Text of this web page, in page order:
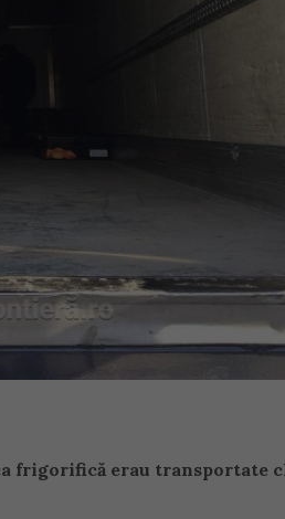
frigorifică erau transportate